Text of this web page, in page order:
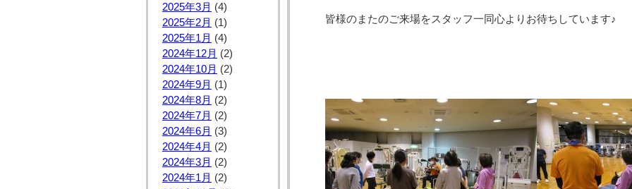
2025年3月 (4)
2025年2月 (1)
2025年1月 (4)
2024年12月 (2)
2024年10月 (2)
2024年9月 (1)
2024年8月 (2)
2024年7月 (2)
2024年6月 (3)
2024年4月 (2)
2024年3月 (2)
2024年1月 (2)
皆様のまたのご来場をスタッフ一同心よりお待ちしています♪